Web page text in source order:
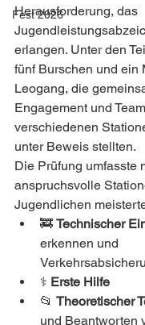
Fest 2026
Herausforderung, das
erlangen. Unter den
fünf Burschen und ein
Leogang, die
Engagement und
verschiedenen
unter Beweis stellten.
Die Prüfung umfasste
anspruchsvolle
Jugendlichen
🚒 Technischer
erkennen und
⚕️ Erste Hilfe
📂 Theoretischer
und Beantworten